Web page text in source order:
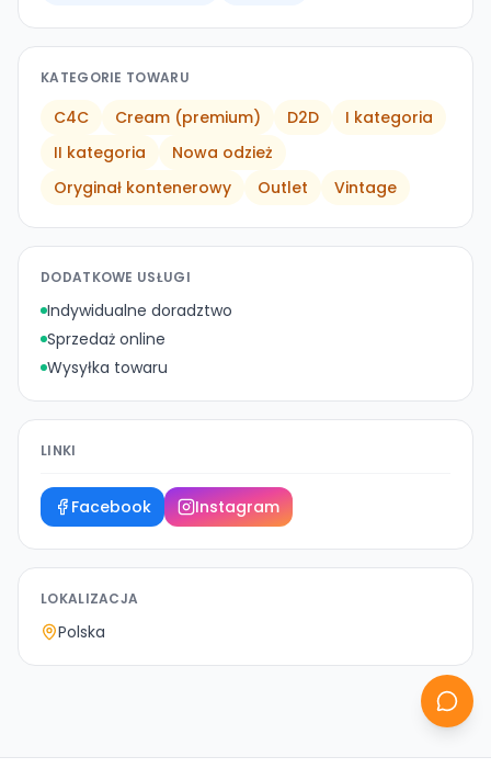
KATEGORIE TOWARU
C4C Cream (premium) D2D
I kategoria
II kategoria
Nowa odzież
Oryginał kontenerowy
Outlet Vintage
DODATKOWE USŁUGI
Indywidualne doradztwo
Sprzedaż online
Wysyłka towaru
LINKI
Facebook Instagram
LOKALIZACJA
Polska